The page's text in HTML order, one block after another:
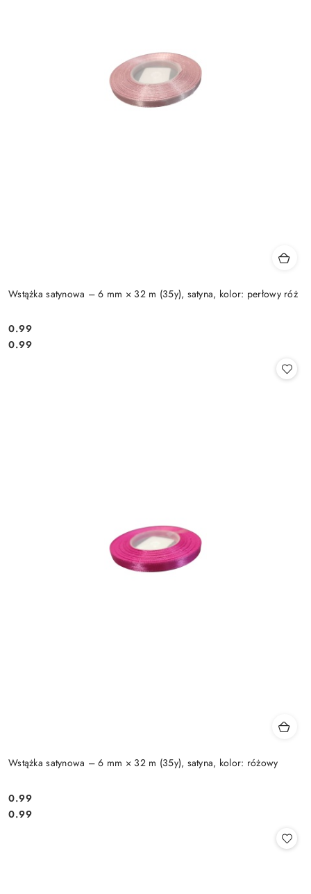
Wstążka satynowa – 6 mm × 32 m (35y), satyna, kolor: perłowy róż
Cena:
0.99
Cena:
0.99
Wstążka satynowa – 6 mm × 32 m (35y), satyna, kolor: różowy
Cena:
0.99
Cena:
0.99